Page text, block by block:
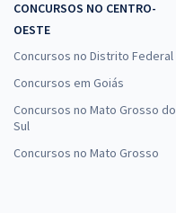
CONCURSOS NO CENTRO-
OESTE
Concursos no Distrito Federal
Concursos em Goiás
Concursos no Mato Grosso do
Sul
Concursos no Mato Grosso